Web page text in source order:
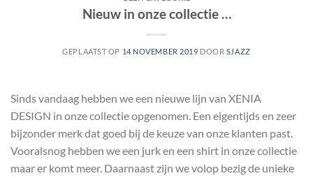
Nieuw in onze collectie …
GEPLAATST OP 14 NOVEMBER 2019 DOOR SJAZZ
Sinds vandaag hebben we een nieuwe lijn van XENIA
DESIGN in onze collectie opgenomen. Een eigentijds en zeer
bijzonder merk dat goed bij de keuze van onze klanten past.
Vooralsnog hebben we een jurk en een shirt in onze collectie
maar er komt meer. Daarnaast zijn we volop bezig de unieke